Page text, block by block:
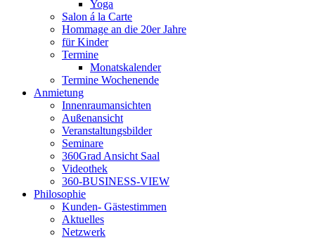
Yoga
Salon á la Carte
Hommage an die 20er Jahre
für Kinder
Termine
Monatskalender
Termine Wochenende
Anmietung
Innenraumansichten
Außenansicht
Veranstaltungsbilder
Seminare
360Grad Ansicht Saal
Videothek
360-BUSINESS-VIEW
Philosophie
Kunden- Gästestimmen
Aktuelles
Netzwerk